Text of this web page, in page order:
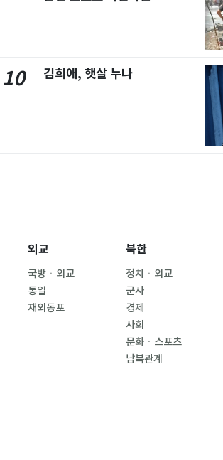
10 김희애, 햇살 누나
외교
국방ㆍ외교
통일
재외동포
북한
정치ㆍ외교
군사
경제
사회
문화ㆍ스포츠
남북관계